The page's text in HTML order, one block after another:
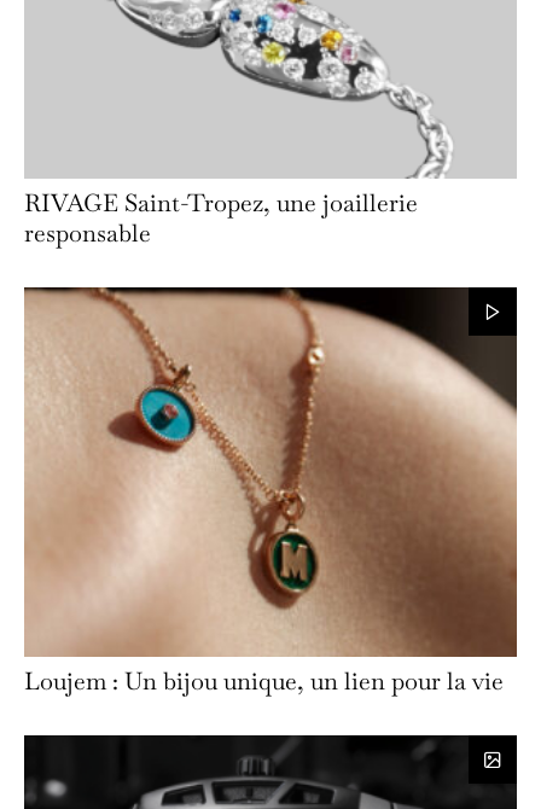
RIVAGE Saint-Tropez, une joaillerie
responsable
Loujem : Un bijou unique, un lien pour la vie